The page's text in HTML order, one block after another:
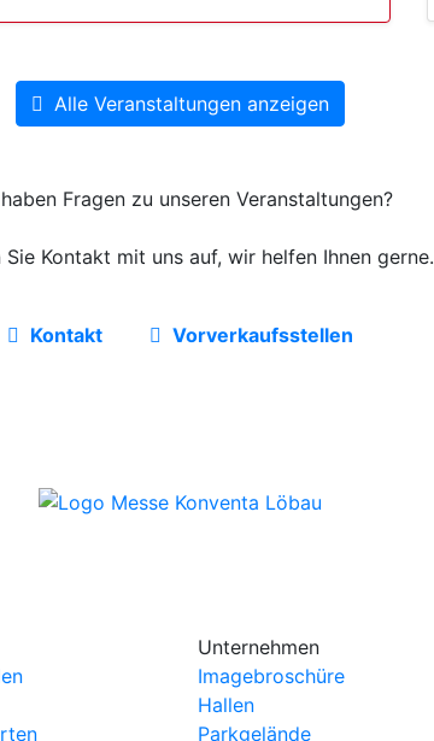
Alle Veranstaltungen anzeigen
Fragen zu unseren Veranstaltungen?
Sie Kontakt mit uns auf, wir helfen Ihnen gerne.
Kontakt Vorverkaufsstellen
Unternehmen
Imagebroschüre
Hallen
Parkgelände